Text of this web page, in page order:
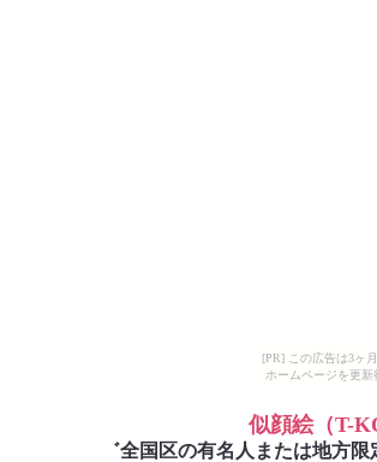
[PR] この広告は3ヶ
ホームページを更
似顔絵（T-
゛全国区の有名人または地方